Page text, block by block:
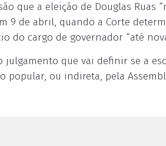
que a eleição de Douglas
9 de abril, quando a Corte
do cargo de governador “até
julgamento que vai definir se a
popular, ou indireta, pela